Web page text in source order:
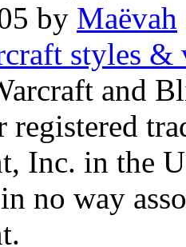
by Maëvah
styles &
and
registered
Inc. in the
no way